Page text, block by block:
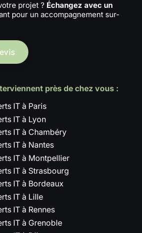
projet ? Échangez avec un
pour un accompagnement sur-
près de chez vous :
IT à Paris
IT à Lyon
IT à Chambéry
IT à Nantes
IT à Montpellier
IT à Strasbourg
IT à Bordeaux
IT à Lille
IT à Rennes
IT à Grenoble